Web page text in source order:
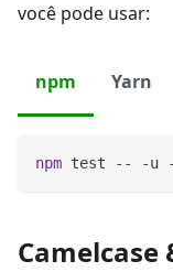
você pode usar:
npm Yarn
npm test -- -u